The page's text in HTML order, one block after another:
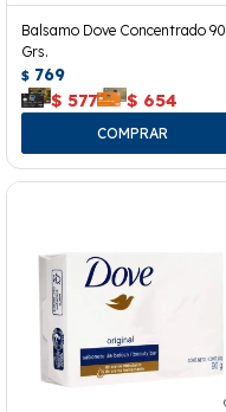
Balsamo Dove Concentrado 90
Grs.
$ 769
$ 577 $ 654